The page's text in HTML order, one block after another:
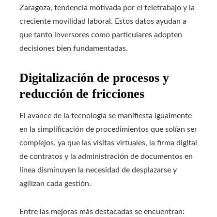
Zaragoza, tendencia motivada por el teletrabajo y la
creciente movilidad laboral. Estos datos ayudan a
que tanto inversores como particulares adopten
decisiones bien fundamentadas.
Digitalización de procesos y
reducción de fricciones
El avance de la tecnología se manifiesta igualmente
en la simplificación de procedimientos que solían ser
complejos, ya que las visitas virtuales, la firma digital
de contratos y la administración de documentos en
línea disminuyen la necesidad de desplazarse y
agilizan cada gestión.
Entre las mejoras más destacadas se encuentran: